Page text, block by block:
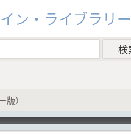
ン・ライブラリー
）